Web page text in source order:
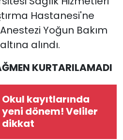
Hastanesi'ne
Yoğun Bakım
alındı.
KURTARILAMADI
Okul kayıtlarında
yeni dönem! Veliler
dikkat